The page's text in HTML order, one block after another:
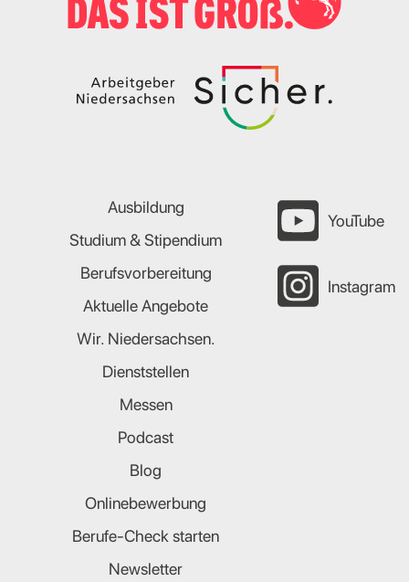
Ausbildung
Studium & Stipendium
Berufsvorbereitung
Aktuelle Angebote
Wir. Niedersachsen.
Dienststellen
Messen
Podcast
Blog
Onlinebewerbung
Berufe-Check starten
Newsletter
YouTube
Instagram